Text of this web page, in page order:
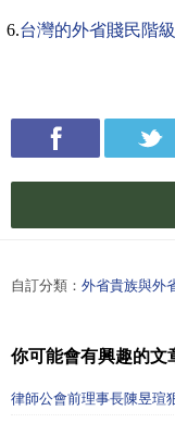
6.台灣的外省賤民階級
自訂分類： 外省貴族與外
你可能會有興趣的文
律師公會前理事長陳昱瑄